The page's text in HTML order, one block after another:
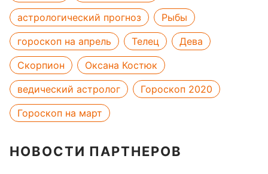
астрологический прогноз
Рыбы
гороскоп на апрель
Телец
Дева
Скорпион
Оксана Костюк
ведический астролог
Гороскоп 2020
Гороскоп на март
НОВОСТИ ПАРТНЕРОВ